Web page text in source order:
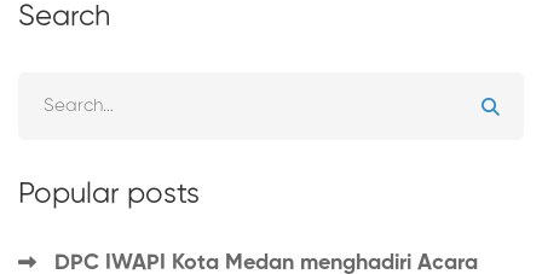
Search
Popular posts
DPC IWAPI Kota Medan menghadiri Acara